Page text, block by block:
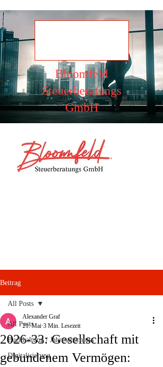
Bloomfeld
Steuerberatungs
GmbH
Beitrag
All Posts
Buchhaltung / Jahresabschluss
Digitalisierung
All Posts
2026-33: Gesellschaft mit
gebundenem Vermögen:
Alexander Graf
21. Mai 3 Min. Lesezeit